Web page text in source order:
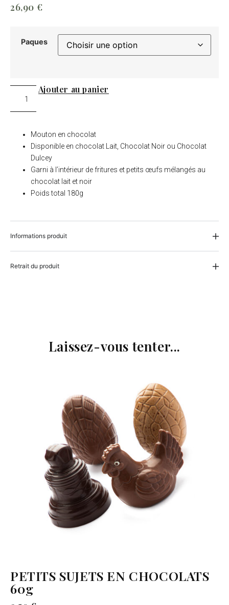
26,90 €
Paques
Ajouter au panier
Mouton en chocolat
Disponible en chocolat Lait, Chocolat Noir ou Chocolat
Dulcey
Garni à l’intérieur de fritures et petits œufs mélangés au
chocolat lait et noir
Poids total 180g
Informations produit
Retrait du produit
Laissez-vous tenter...
PETITS SUJETS EN CHOCOLATS
60g